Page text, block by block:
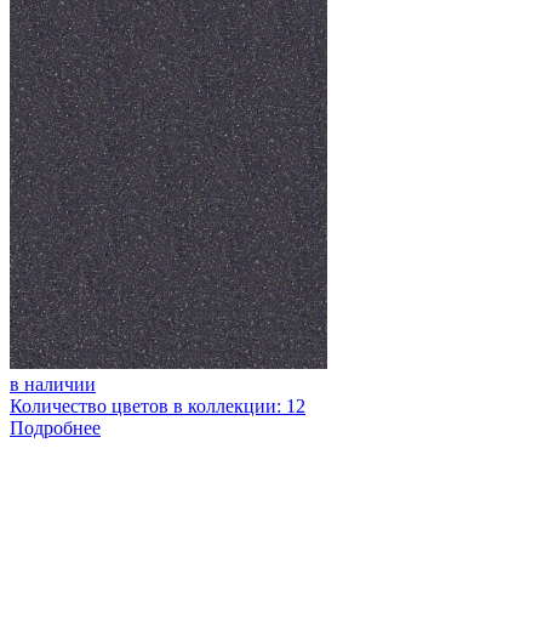
в наличии
Количество цветов в коллекции: 12
Подробнее